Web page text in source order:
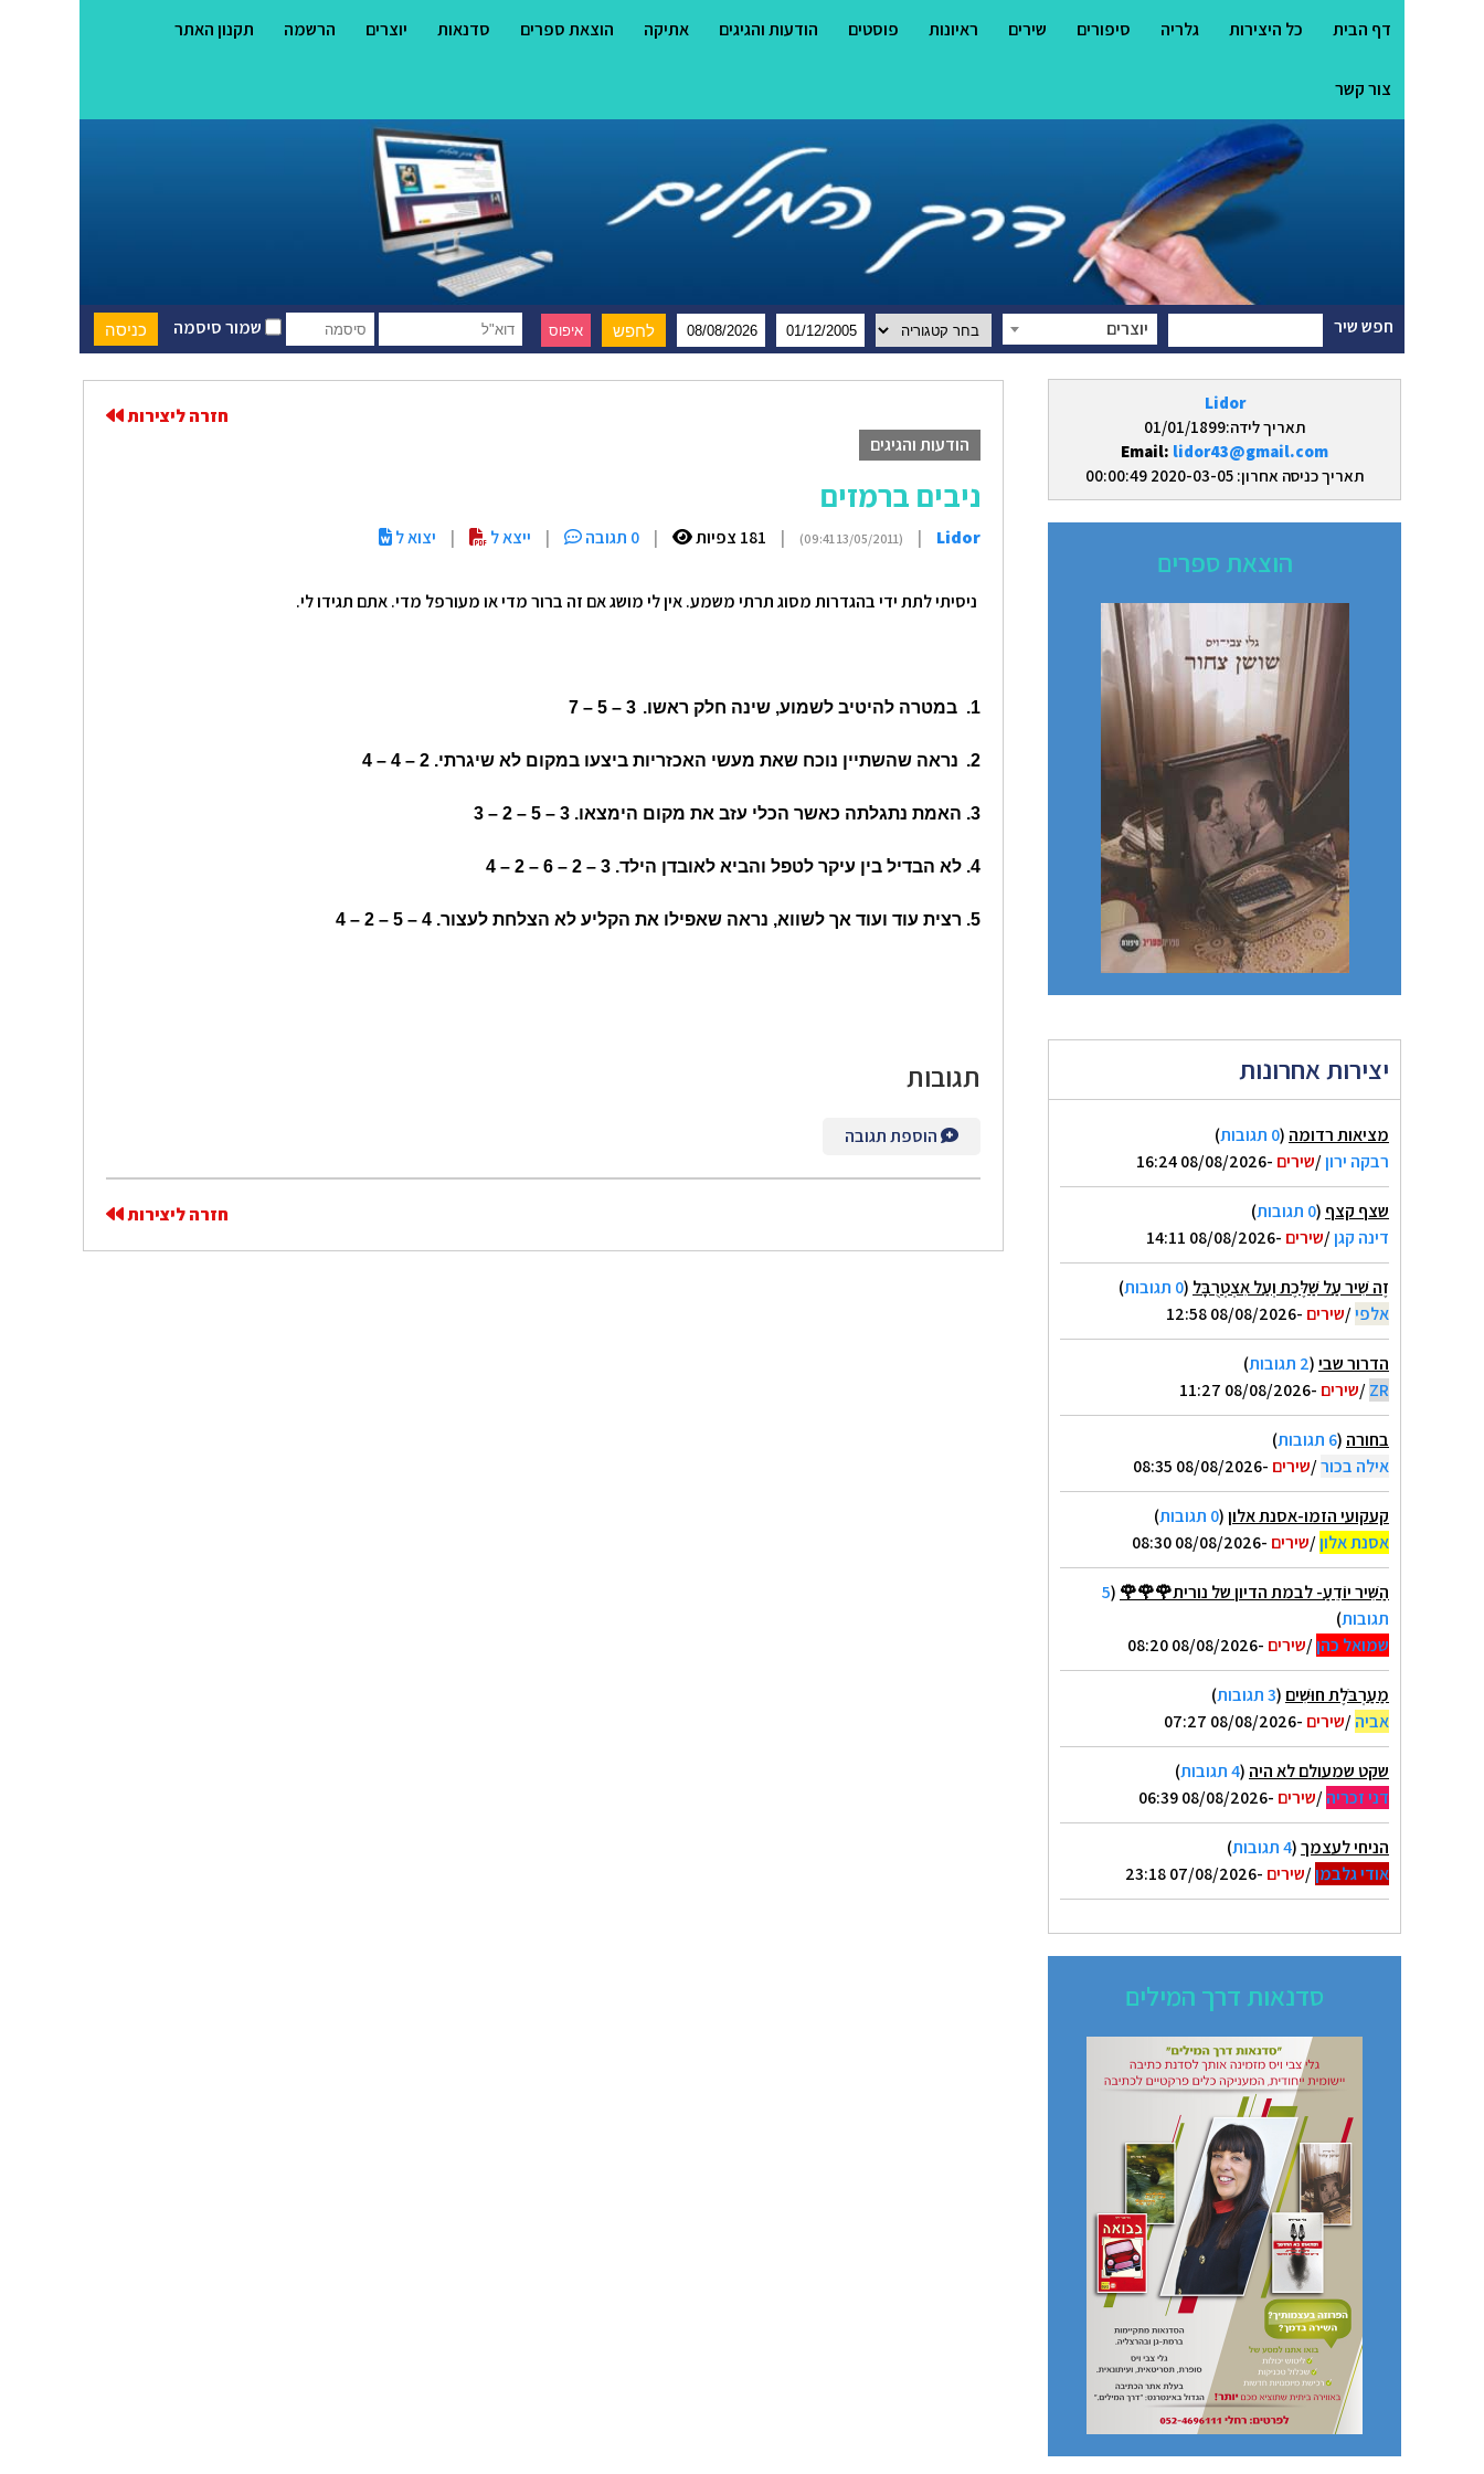
דף הבית כל היצירות גלריה סיפורים שירים ראיונות פוסטים הודעות והגיגים אתיקה הוצאת ספרים סדנאות יוצרים הרשמה תקנון האתר
צור קשר
שמור סיסמה חפש שיר יוצרים
Lidor
תאריך לידה:01/01/1899
Email: lidor43@gmail.com
תאריך כניסה אחרון: 2020-03-05 00:00:49
הוצאת ספרים
יצירות אחרונות
מציאות רדומה (0 תגובות
)
רבקה ירון/שירים -08/08/2026 16:24
שצף קצף (0 תגובות
)
דינה קגן/שירים -08/08/2026 14:11
זֶה שִׁיר עַל שַׁלֶּכֶת וְעַל אִצְטְרֻבָּל (0 תגובות
)
אלפי/שירים -08/08/2026 12:58
הדרור שבי(2 תגובות
)
ZR
/שירים -08/08/2026 11:27
בחורה (6 תגובות
)
אילה בכור/שירים -08/08/2026 08:35
קעקועי הזמו-אסנת אלון(0 תגובות
)
אסנת אלון/שירים -08/08/2026 08:30
הַשִּׁיר יוֹדֵעַ- לבמת הדיון של נורית🌹🌹🌹 (
5
תגובות)
שמואל כהן/שירים -08/08/2026 08:20
מַעַרְבֹּלֶת חוּשִׁים (3 תגובות
)
אביה/שירים -08/08/2026 07:27
שקט שמעולם לא היה (4 תגובות
)
דני זכריה/שירים -08/08/2026 06:39
הניחי לעצמך(4 תגובות
)
אודי גלבמן/שירים -07/08/2026 23:18
סדנאות דרך המילים
חזרה ליצירות
הודעות והגיגים
ניבים ברמזים
Lidor
|
(13/05/2011 09:41)
| 181 צפיות | 0 תגובה | ייצא ל | יצוא ל
ניסיתי לתת ידי בהגדרות מסוג תרתי משמע. אין לי מושג אם זה ברור מדי או מעורפל מדי. אתם תגידו לי.
1. במטרה להיטיב לשמוע, שינה חלק ראשו. 3 – 5 – 7
2. נראה שהשתיין נוכח שאת מעשי האכזריות ביצעו במקום לא שיגרתי. 2 – 4 – 4
3. האמת נתגלתה כאשר הכלי עזב את מקום הימצאו. 3 – 5 – 2 – 3
4. לא הבדיל בין עיקר לטפל והביא לאובדן הילד. 3 – 2 – 6 – 2 – 4
5. רצית עוד ועוד אך לשווא, נראה שאפילו את הקליע לא הצלחת לעצור. 4 – 5 – 2 – 4
תגובות
הוספת תגובה
חזרה ליצירות